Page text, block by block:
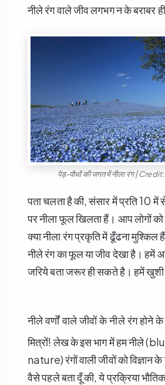
नीले रंग वाले जीव लगभग न के बराबर
पेड़-पौधों की जगत में नीला रंग |
पता चलता है की, संसार में प्रति 10 में
पर नीला फूल खिलता हैं। आप लोगों को
क्या नीला रंग प्रकृति में ढूँढना
नीले रंग का फूल या जीव देखा है।
जरिये बता जरूर ही सकते है। हमें खुशी
नीले वर्णों वाले जीवों के नीले रंग होने के
मित्रों! लेख के इस भाग में हम नीले
nature) रंगों वाली जीवों को
वैसे पहले बता दूँ की, ये प्रक्रिया भौतिक